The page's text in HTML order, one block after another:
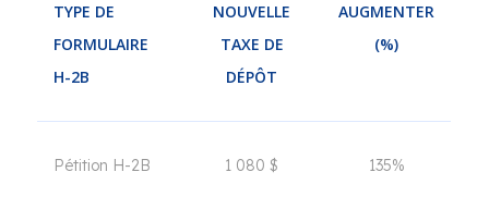
TYPE DE
FORMULAIRE
H-2B
NOUVELLE
TAXE DE
DÉPÔT
AUGMENTER
(%)
Pétition H-2B 1 080 $ 135%